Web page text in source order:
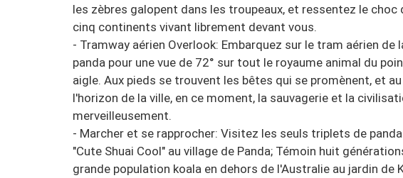
les zèbres galopent dans les troupeaux, et ressentez le choc
cinq continents vivant librement devant vous.
- Tramway aérien Overlook: Embarquez sur le tram aérien de
panda pour une vue de 72° sur tout le royaume animal du
aigle. Aux pieds se trouvent les bêtes qui se promènent, et
l'horizon de la ville, en ce moment, la sauvagerie et la
merveilleusement.
- Marcher et se rapprocher: Visitez les seuls triplets de
"Cute Shuai Cool" au village de Panda; Témoin huit
grande population koala en dehors de l'Australie au jardin de